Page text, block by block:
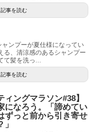
記事を読む
ンプーが夏仕様になってい
る、清涼感のあるシャンプー
て髪を洗っ...
記事を読む
ィングマラソン#38】
になろう。「諦めてい
ずっと前から引き寄せ